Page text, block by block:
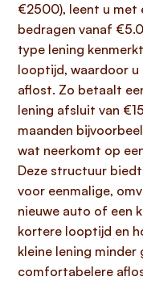
€2500), leent u met
bedragen vanaf
type lening
looptijd, waardoor u
aflost. Zo betaalt
lening afsluit van
maanden
wat neerkomt op
Deze structuur
voor eenmalige,
nieuwe auto of een
kortere looptijd en
kleine lening minder
comfortabelere